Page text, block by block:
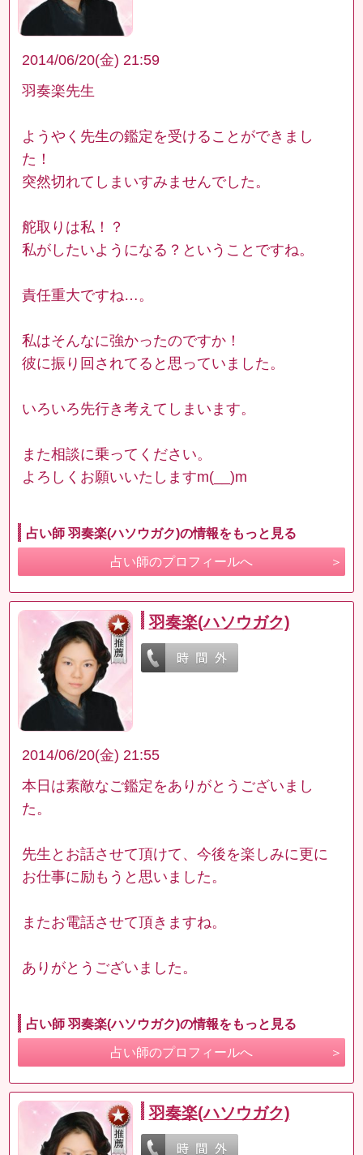
2014/06/20(金) 21:59
羽奏楽先生
ようやく先生の鑑定を受けることができまし
た！
突然切れてしまいすみませんでした。
舵取りは私！？
私がしたいようになる？ということですね。
責任重大ですね…。
私はそんなに強かったのですか！
彼に振り回されてると思っていました。
いろいろ先行き考えてしまいます。
また相談に乗ってください。
よろしくお願いいたしますm(__)m
占い師 羽奏楽(ハソウガク)の情報をもっと見る
占い師のプロフィールへ
羽奏楽(ハソウガク)
2014/06/20(金) 21:55
本日は素敵なご鑑定をありがとうございまし
た。
先生とお話させて頂けて、今後を楽しみに更に
お仕事に励もうと思いました。
またお電話させて頂きますね。
ありがとうございました。
占い師 羽奏楽(ハソウガク)の情報をもっと見る
占い師のプロフィールへ
羽奏楽(ハソウガク)